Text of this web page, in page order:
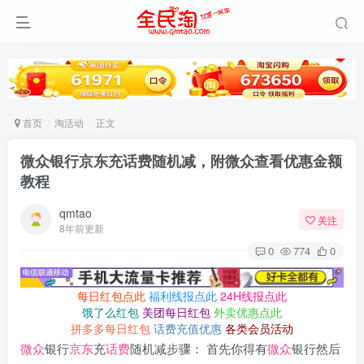
首页 淘活动 正文
微众银行京东充话费随机减，附微众查看优惠金额
教程
qmtao
8年前更新
关注
0 774 0
每日红包点此 福利线报点此 24H线报点此
饿了么红包 美团每日红包 外卖优惠点此
拼多多每日红包 话费充值优惠 各类会员活动
微众银行京东充话费随机减步骤： 首先你得有微众银行然后